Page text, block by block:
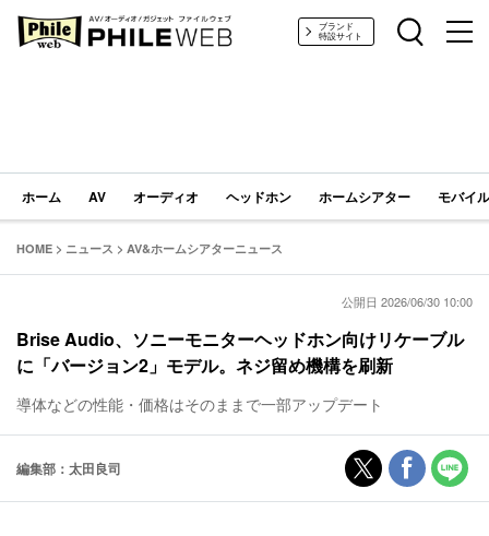
PHILE WEB｜AV/オーディオ/ガジェットブランド
特設サイト
ホーム AV オーディオ ヘッドホン ホームシアター モバイ
HOME > ニュース > AV&ホームシアターニュース
公開日 2026/06/30 10:00
Brise Audio、ソニーモニターヘッドホン向けリケーブル
に「バージョン2」モデル。ネジ留め機構を刷新
導体などの性能・価格はそのままで一部アップデート
編集部：太田良司